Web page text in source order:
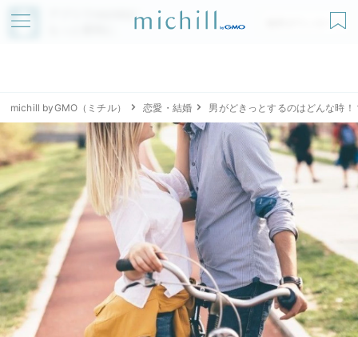
アプリでmichillが
無料ダウンロード
michill byGMO（ミチル） 恋愛・結婚 男がどきっとするのはどんな時